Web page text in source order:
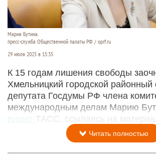
Мария Бутина.
пресс-служба Общественной палаты РФ / oprf.ru
29 июля 2025 в 15:35
К 15 годам лишения свободы
Хмельницкий городской районный
депутата Госдумы РФ члена
международным делам Марию
пишет ТАСС, ссылаясь на
Читать полностью